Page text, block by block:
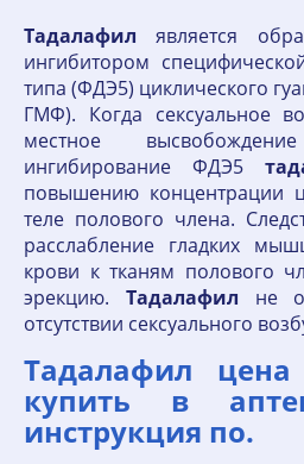
Тадалафил является
ингибитором
типа (ФДЭ5) циклического
ГМФ). Когда сексуальное
местное
ингибирование ФДЭ5
повышению концентрации
теле полового члена.
расслабление гладких
крови к тканям полового
эрекцию. Тадалафил не
отсутствии сексуального
Тадалафил
купить в
инструкция по.